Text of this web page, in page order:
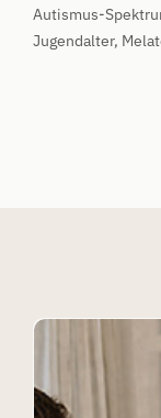
Autismus-
Jugendalter,